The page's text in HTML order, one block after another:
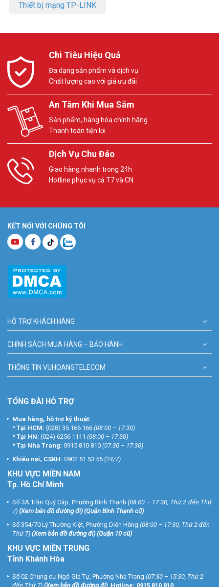
Thiết bị mạng TP-LINK
Chi Tiêu Hiệu Quả
Đa dạng sản phẩm và dịch vụ
Chất lượng cao với giá ưu đãi
An Tâm Khi Mua Sắm
Sản phẩm, hàng hóa chính hãng
Thanh toán tiện lợi
Dịch Vụ Chu Đáo
Giao hàng nhanh trong 24h
Hotline phục vụ cả T7 và CN
KẾT NỐI VỚI CHÚNG TÔI
HỖ TRỢ KHÁCH HÀNG
CHÍNH SÁCH MUA HÀNG – BẢO HÀNH
THÔNG TIN VUHOANGTELECOM
TỔNG ĐÀI HỖ TRỢ
Mua hàng, hỗ trợ kỹ thuật:
* Tại HCM: (028) 35 166 166 (08:00 – 17:30)
* Tại HN: (024) 6256 1111 (08:00 – 17:30)
* Tại Nha Trang: 0915 810 810 (07:30 – 17:30)
Khiếu nại, CSKH: 0902 51 53 55 (24/7)
KHU VỰC MIỀN NAM
Tp. Hồ Chí Minh
Số 3A Trần Quý Cáp, Phường Bình Thạnh (08:00 – 17:30, Thứ 2 đến Thứ
7) (Xem bản đồ đường đi) (Quận Bình Thạnh cũ)
Số 354/70 Lý Thường Kiệt, Phường Diên Hồng (08:00 – 17:30, Thứ 2 đến
Thứ 7) (Xem bản đồ đường đi) (Quận 10 cũ)
KHU VỰC MIỀN TRUNG
Tỉnh Khánh Hòa
Số 02 Chung cư Ngô Gia Tự, Phường Nha Trang (07:30 – 15:30, Thứ 2
đến Thứ 7) (Xem bản đồ đường đi). Hotline: 0915 810 810